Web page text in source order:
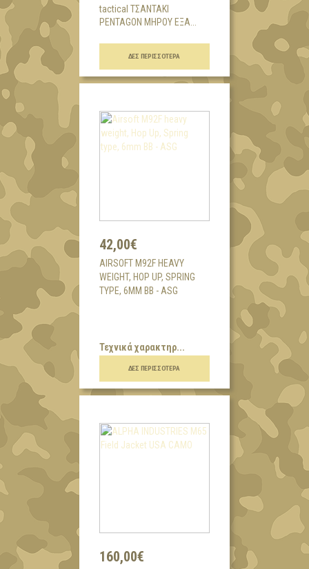
tactical ΤΣΑΝΤΑΚΙ
PENTAGON ΜΗΡΟΥ ΕΞΑ...
ΔΕΣ ΠΕΡΙΣΣΌΤΕΡΑ
42,00€
AIRSOFT M92F HEAVY
WEIGHT, HOP UP, SPRING
TYPE, 6MM BB - ASG
Τεχνικά χαρακτηρ...
ΔΕΣ ΠΕΡΙΣΣΌΤΕΡΑ
160,00€